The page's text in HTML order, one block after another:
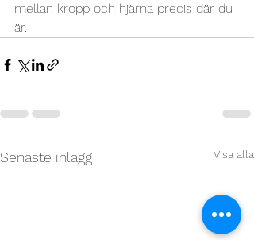
mellan kropp och hjärna precis där du
är.
Senaste inlägg Visa alla